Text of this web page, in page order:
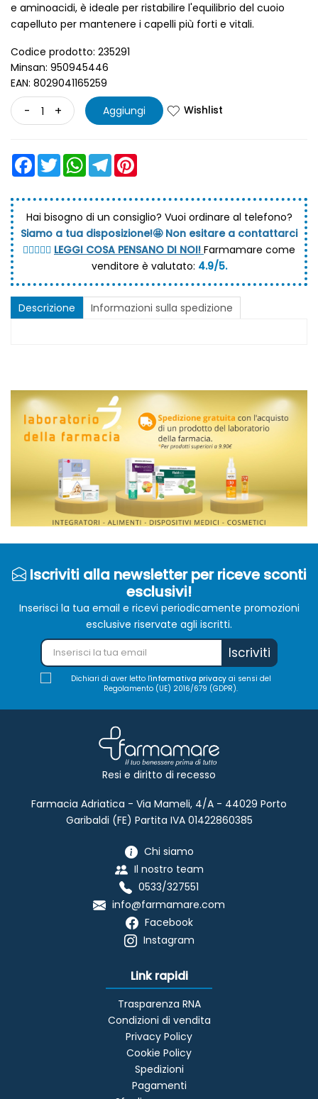
e aminoacidi, è ideale per ristabilire l'equilibrio del cuoio
capelluto per mantenere i capelli più forti e vitali.
Codice prodotto: 235291
Minsan: 950945446
EAN: 8029041165259
- + Aggiungi Wishlist
Facebook
Twitter WhatsAppTelegram
Hai bisogno di un consiglio? Vuoi ordinare al telefono?
Siamo a tua disposizione!🤩 Non esitare a contattarci
💆🏼‍♀️👩‍⚕️ LEGGI COSA PENSANO DI NOI! Farmamare come
venditore è valutato: 4.9/5.
Descrizione Informazioni sulla spedizione
Iscriviti alla newsletter per riceve sconti
esclusivi!
Inserisci la tua email e ricevi periodicamente promozioni
esclusive riservate agli iscritti.
Iscriviti
Dichiari di aver letto l'informativa privacyai sensi del
Regolamento (UE) 2016/679 (GDPR).
Resi e diritto di recesso
Farmacia Adriatica - Via Mameli, 4/A - 44029 Porto
Garibaldi (FE) Partita IVA 01422860385
Chi siamo
Il nostro team
0533/327551
info@farmamare.com
Facebook
Instagram
Link rapidi
Trasparenza RNA
Condizioni di vendita
Privacy Policy
Cookie Policy
Spedizioni
Pagamenti